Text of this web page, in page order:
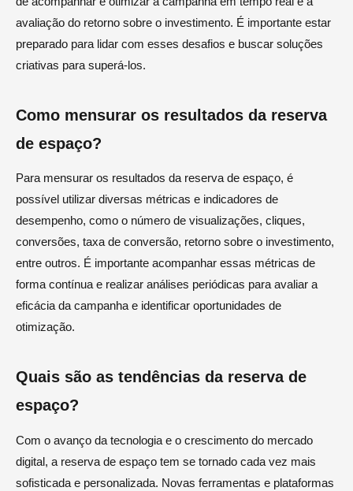
avaliação do retorno sobre o investimento. É importante estar
preparado para lidar com esses desafios e buscar soluções
criativas para superá-los.
Como mensurar os resultados da reserva
de espaço?
Para mensurar os resultados da reserva de espaço, é
possível utilizar diversas métricas e indicadores de
desempenho, como o número de visualizações, cliques,
conversões, taxa de conversão, retorno sobre o investimento,
entre outros. É importante acompanhar essas métricas de
forma contínua e realizar análises periódicas para avaliar a
eficácia da campanha e identificar oportunidades de
otimização.
Quais são as tendências da reserva de
espaço?
Com o avanço da tecnologia e o crescimento do mercado
digital, a reserva de espaço tem se tornado cada vez mais
sofisticada e personalizada. Novas ferramentas e plataformas